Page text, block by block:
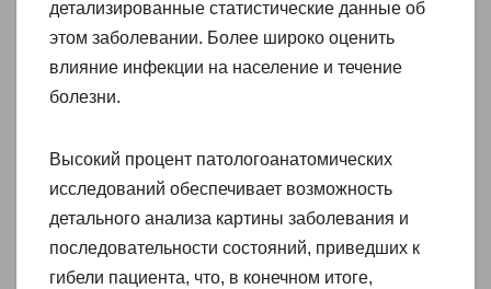
детализированные статистические данные об
этом заболевании. Более широко оценить
влияние инфекции на население и течение
болезни.
Высокий процент патологоанатомических
исследований обеспечивает возможность
детального анализа картины заболевания и
последовательности состояний, приведших к
гибели пациента, что, в конечном итоге,